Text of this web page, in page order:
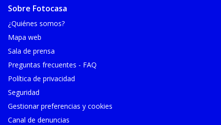
Sobre Fotocasa
¿Quiénes somos?
Mapa web
Sala de prensa
Preguntas frecuentes - FAQ
Política de privacidad
Seguridad
Gestionar preferencias y cookies
Canal de denuncias